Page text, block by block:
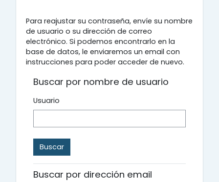
Para reajustar su contraseña, envíe su nombre
de usuario o su dirección de correo
electrónico. Si podemos encontrarlo en la
base de datos, le enviaremos un email con
instrucciones para poder acceder de nuevo.
Buscar por nombre de usuario
Usuario
Buscar por dirección email